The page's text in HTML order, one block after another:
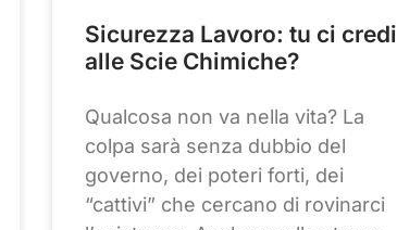
Sicurezza Lavoro: tu ci credi
alle Scie Chimiche?
Qualcosa non va nella vita? La
colpa sarà senza dubbio del
governo, dei poteri forti, dei
“cattivi” che cercano di rovinarci